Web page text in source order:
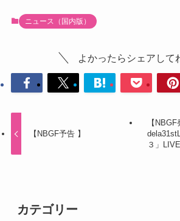
ニュース（国内版）
よかったらシェアして
【NBGF予告 】
【NBGF
３」
カテゴリー